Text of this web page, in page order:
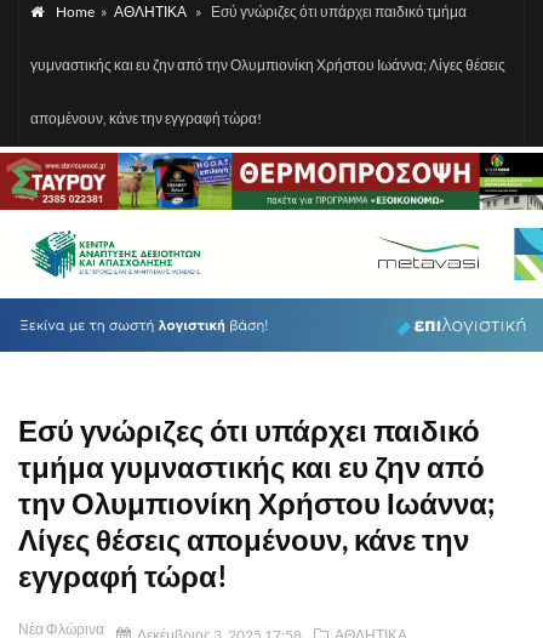
Home » ΑΘΛΗΤΙΚΑ » Εσύ γνώριζες ότι υπάρχει παιδικό τμήμα
γυμναστικής και ευ ζην από την Ολυμπιονίκη Χρήστου Ιωάννα; Λίγες θέσεις
απομένουν, κάνε την εγγραφή τώρα!
Εσύ γνώριζες ότι υπάρχει παιδικό
τμήμα γυμναστικής και ευ ζην από
την Ολυμπιονίκη Χρήστου Ιωάννα;
Λίγες θέσεις απομένουν, κάνε την
εγγραφή τώρα!
Νέα Φλώρινα